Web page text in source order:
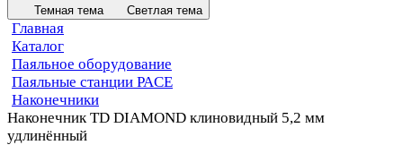
Темная тема Светлая тема
Главная
Каталог
Паяльное оборудование
Паяльные станции PACE
Наконечники
Наконечник TD DIAMOND клиновидный 5,2 мм
удлинённый